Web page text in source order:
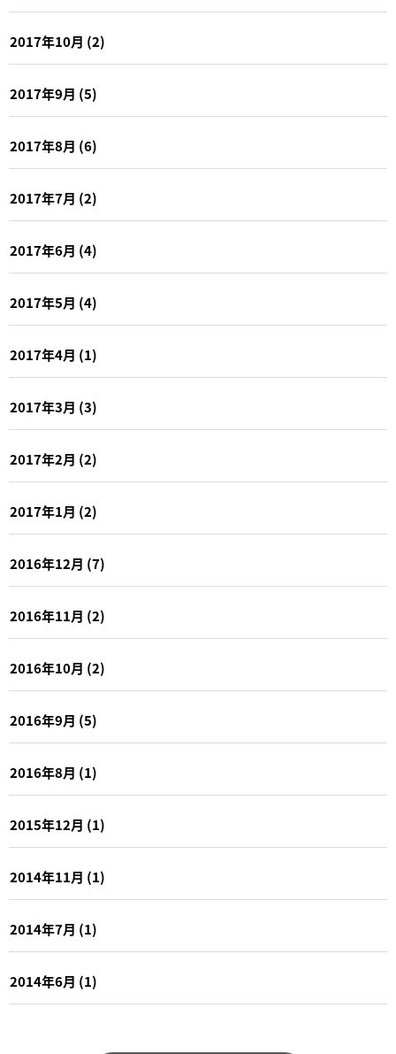
2017年10月 (2)
2017年9月 (5)
2017年8月 (6)
2017年7月 (2)
2017年6月 (4)
2017年5月 (4)
2017年4月 (1)
2017年3月 (3)
2017年2月 (2)
2017年1月 (2)
2016年12月 (7)
2016年11月 (2)
2016年10月 (2)
2016年9月 (5)
2016年8月 (1)
2015年12月 (1)
2014年11月 (1)
2014年7月 (1)
2014年6月 (1)